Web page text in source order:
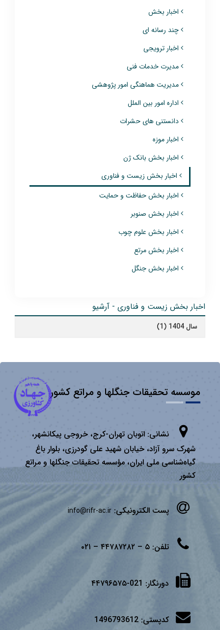
اخبار بخش
چند رسانه ای
اخبار ترویجی
مدیرت خدمات فنی
مدیریت هماهنگی امور پژوهشی
اداره امور بین الملل
دانستنی های حشرات
اخبار موزه
اخبار بخش بانک ژن
اخبار بخش زیست و فناوری
اخبار بخش حفاظت و حمایت
اخبار بخش صنوبر
اخبار بخش علوم چوب
اخبار بخش مرتع
اخبار بخش جنگل
اخبار بخش زیست و فناوری - آرشیو
سال 1404 (1)
موسسه تحقیقات جنگلها و مراتع کشور
نشانی: اتوبان تهران­-كرج، خروجی پیكانشهر،
شهرک سرو آزاد، خیابان شهید علی گودرزی، بلوار باغ
گیاه‌شناسی ملی ایران، مؤسسه تحقیقات جنگلها و مراتع
كشور
پست الکترونیکی: info@rifr-ac.ir
تلفن: ۵ – ۴۴۷۸۷۲۸۲ – ۰۲۱
دورنگار: 021-۴۴۷۹۶۵۷۵
کدپستی: 1496793612